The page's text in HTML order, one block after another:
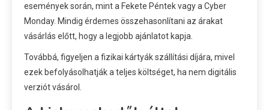
események során, mint a Fekete Péntek vagy a Cyber
Monday. Mindig érdemes összehasonlítani az árakat
vásárlás előtt, hogy a legjobb ajánlatot kapja.
Továbbá, figyeljen a fizikai kártyák szállítási díjára, mivel
ezek befolyásolhatják a teljes költséget, ha nem digitális
verziót vásárol.